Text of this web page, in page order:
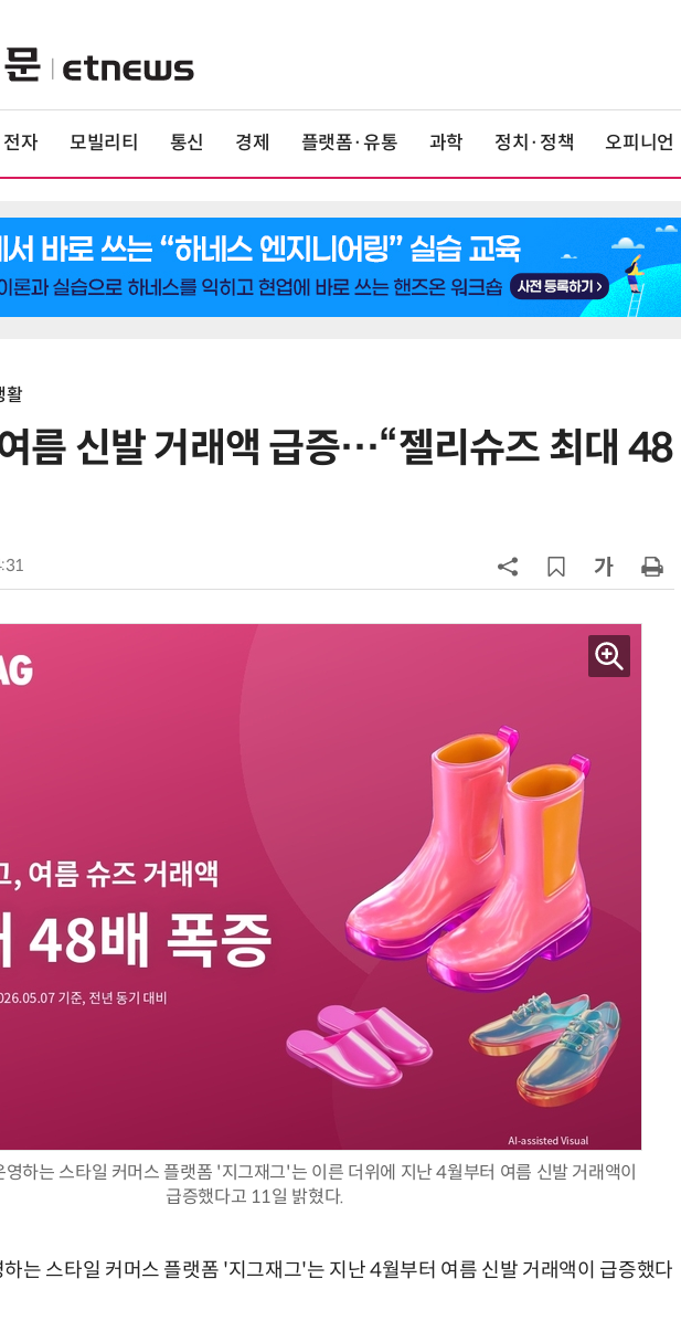
전자 모빌리티 통신 경제 플랫폼·유통 과학 정치·정책 오피니언
활
름 신발 거래액 급증…“젤리슈즈 최대 48
하는 스타일 커머스 플랫폼 '지그재그'는 이른 더위에 지난 4월부터 여름 신발 거래액이
급증했다고 11일 밝혔다.
는 스타일 커머스 플랫폼 '지그재그'는 지난 4월부터 여름 신발 거래액이 급증했다
6
1000원 커피·45㎝ 피자…트레이
나-o' 음성 생성 기술 고도화
“쿠팡 7월 추정 결제액 10.9% 감소”